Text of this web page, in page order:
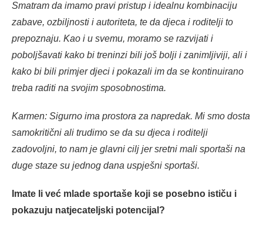
Smatram da imamo pravi pristup i idealnu kombinaciju
zabave, ozbiljnosti i autoriteta, te da djeca i roditelji to
prepoznaju. Kao i u svemu, moramo se razvijati i
poboljšavati kako bi treninzi bili još bolji i zanimljiviji, ali i
kako bi bili primjer djeci i pokazali im da se kontinuirano
treba raditi na svojim sposobnostima.
Karmen: Sigurno ima prostora za napredak. Mi smo dosta
samokritični ali trudimo se da su djeca i roditelji
zadovoljni, to nam je glavni cilj jer sretni mali sportaši na
duge staze su jednog dana uspješni sportaši.
Imate li već mlade sportaše koji se posebno ističu i
pokazuju natjecateljski potencijal?